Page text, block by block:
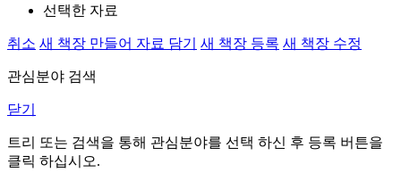
선택한 자료
취소 새 책장 만들어 자료 담기 새 책장 등록 새 책장 수정
관심분야 검색
닫기
트리 또는 검색을 통해 관심분야를 선택 하신 후 등록 버튼을
클릭 하십시오.